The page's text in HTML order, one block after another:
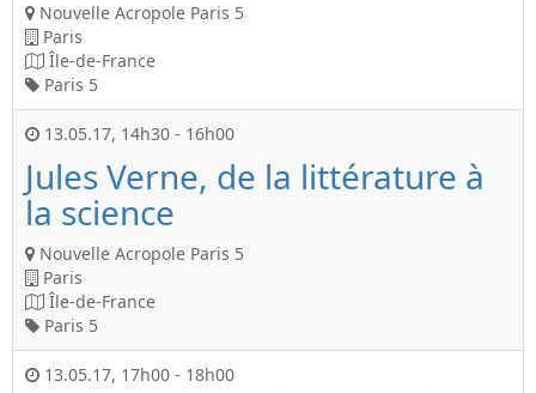
Nouvelle Acropole Paris 5
Paris
Île-de-France
Paris 5
13.05.17, 14h30 - 16h00
Jules Verne, de la littérature à
la science
Nouvelle Acropole Paris 5
Paris
Île-de-France
Paris 5
13.05.17, 17h00 - 18h00